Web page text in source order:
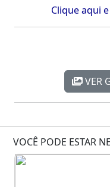
Clique aqui
VER
VOCÊ PODE ESTAR